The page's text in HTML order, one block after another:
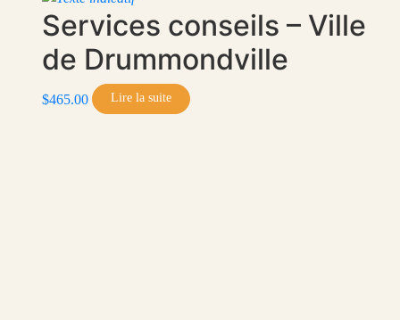
Services conseils – Ville
de Drummondville
$465.00 Lire la suite